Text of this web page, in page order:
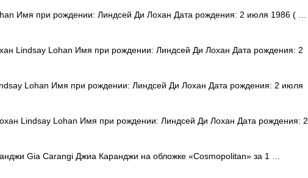
Имя при рождении: Линдсей Ди Лохан Дата рождения: 2 июля 1986 ( …
Lindsay Lohan Имя при рождении: Линдсей Ди Лохан Дата рождения: 2
Lohan Имя при рождении: Линдсей Ди Лохан Дата рождения: 2 июля
Lindsay Lohan Имя при рождении: Линдсей Ди Лохан Дата рождения: 2
Gia Carangi Джиа Каранджи на обложке «Cosmopolitan» за 1 …